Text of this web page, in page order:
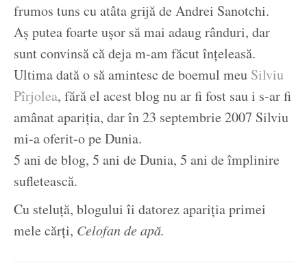
frumos tuns cu atâta grijă de Andrei Sanotchi.
Aș putea foarte ușor să mai adaug rânduri, dar
sunt convinsă că deja m-am făcut înțeleasă.
Ultima dată o să amintesc de boemul meu Silviu
Pîrjolea, fără el acest blog nu ar fi fost sau i s-ar fi
amânat apariția, dar în 23 septembrie 2007 Silviu
mi-a oferit-o pe Dunia.
5 ani de blog, 5 ani de Dunia, 5 ani de împlinire
sufletească.
Cu steluță, blogului îi datorez apariția primei
mele cărți, Celofan de apă.